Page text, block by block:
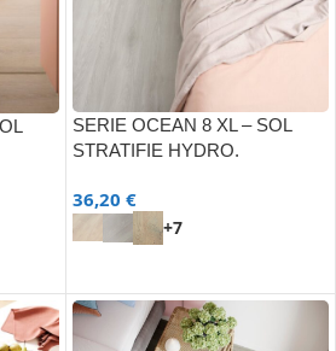
SERIE OCEAN 8 XL – SOL
STRATIFIE HYDRO.
36,20 €
+7